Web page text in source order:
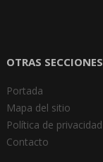
OTRAS SECCIONES
Portada
Mapa del sitio
Política de privacidad
Contacto